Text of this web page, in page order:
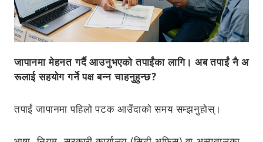
जापानमा मेहनत गर्दै आउनुभएको तपाईंका लागि। अब तपाईं नै अ
रूलाई सहयोग गर्ने पक्ष बन्न चाहनुहुन्छ?
तपाईं जापानमा पहिलो पटक आउँदाको समय सम्झनुहोस्।